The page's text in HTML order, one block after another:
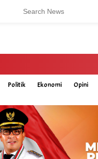
Politik Ekonomi Opini